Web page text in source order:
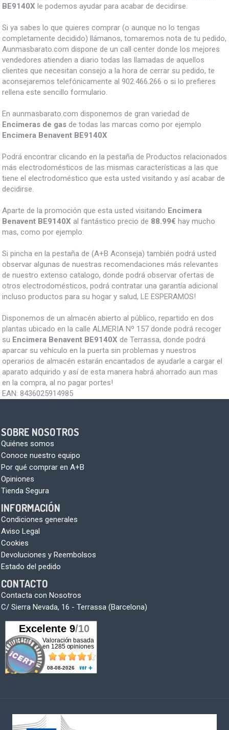
BE9140X le podemos ayudar para acabar de decidirse.
Si ya sabes lo que quieres comprar (o aunque no lo tengas
completamente decidido) llámanos, tomaremos nota de tu pedido,
Aunmasbarato.com dispone de un call center donde los mejores
vendedores atienden a diario todas las llamadas de aquellos
clientes que necesitan consejo a la hora de cerrar su pedido, te
aconsejaremos telefónicamente al 902.466.266 o si lo prefieres
rellena este sencillo formulario.
En aunmasbarato.com disponemos de gran variedad de
Encimeras de gas de todas las marcas como por ejemplo
Encimera Benavent BE9140X
Podrá encontrar clicando en la pestaña de Productos relacionados
más electrodomésticos de las mismas características a las que
tiene el electrodoméstico que esta usted visitando y así acabar de
decidirse.
Aparte de la promoción que esta usted visitando Encimera
Benavent BE9140X al fantástico precio de 88.99€ hay mucho
mas, como por ejemplo:
Si pincha en la pestaña de (A+B Aconseja) también podrá usted
observar algunas de nuestras recomendaciones más relevantes
de nuestro extenso catalogo, donde podrá observar ofertas de
otros electrodomésticos, podrá contratar una garantía adicional
incluso productos para su hogar y salud, LE ESPERAMOS!
Disponemos de un almacén abierto al público, repartido en dos
plantas ubicado en la calle ALMERIA Nº 157 donde podrá recoger
su Encimera Benavent BE9140X de Terrassa, donde podrá
aparcar su vehículo en la puerta sin problemas y nuestros
operarios de almacén estarán encantados de ayudarle a cargar el
aparato adquirido y así de esta manera habrá ahorrado aun mas
en la compra, al no pagar portes!
EAN: 8436025914985
SOBRE NOSOTROS
Quiénes somos
Conoce nuestro equipo
Por qué comprar en A+B
Opiniones
Tienda Segura
INFORMACIÓN
Condiciones generales
Aviso Legal
Cookies
Devoluciones y Reembolsos
Estado del pedido
CONTACTO
Contacta con Nosotros
C/ Sierra Nevada, 16 - Terrassa (Barcelona)